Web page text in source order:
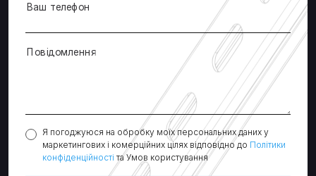
Ваш телефон
Повідомлення
Я погоджуюся на обробку моїх персональних даних у
маркетингових і комерційних цілях відповідно до Політики
конфіденційності та Умов користування